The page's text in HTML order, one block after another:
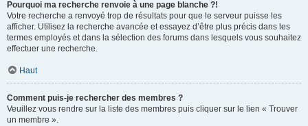
Pourquoi ma recherche renvoie à une page blanche ?!
Votre recherche a renvoyé trop de résultats pour que le serveur puisse les
afficher. Utilisez la recherche avancée et essayez d’être plus précis dans les
termes employés et dans la sélection des forums dans lesquels vous souhaitez
effectuer une recherche.
Haut
Comment puis-je rechercher des membres ?
Veuillez vous rendre sur la liste des membres puis cliquer sur le lien « Trouver
un membre ».